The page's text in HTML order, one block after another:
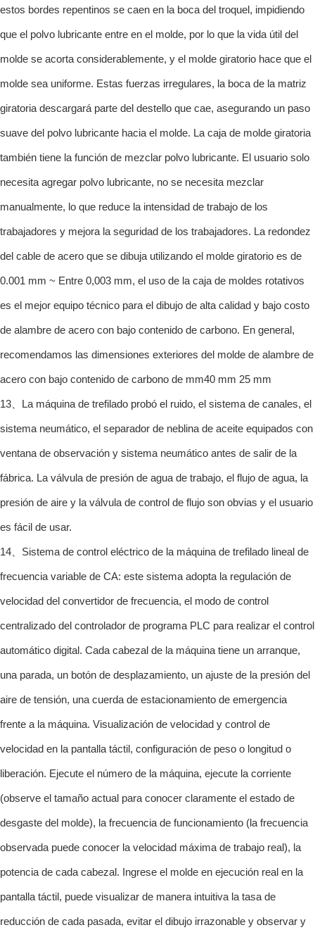
estos bordes repentinos se caen en la boca del troquel, impidiendo
que el polvo lubricante entre en el molde, por lo que la vida útil del
molde se acorta considerablemente, y el molde giratorio hace que el
molde sea uniforme. Estas fuerzas irregulares, la boca de la matriz
giratoria descargará parte del destello que cae, asegurando un paso
suave del polvo lubricante hacia el molde. La caja de molde giratoria
también tiene la función de mezclar polvo lubricante. El usuario solo
necesita agregar polvo lubricante, no se necesita mezclar
manualmente, lo que reduce la intensidad de trabajo de los
trabajadores y mejora la seguridad de los trabajadores. La redondez
del cable de acero que se dibuja utilizando el molde giratorio es de
0.001 mm ~ Entre 0,003 mm, el uso de la caja de moldes rotativos
es el mejor equipo técnico para el dibujo de alta calidad y bajo costo
de alambre de acero con bajo contenido de carbono. En general,
recomendamos las dimensiones exteriores del molde de alambre de
acero con bajo contenido de carbono de mm40 mm 25 mm
13、La máquina de trefilado probó el ruido, el sistema de canales, el
sistema neumático, el separador de neblina de aceite equipados con
ventana de observación y sistema neumático antes de salir de la
fábrica. La válvula de presión de agua de trabajo, el flujo de agua, la
presión de aire y la válvula de control de flujo son obvias y el usuario
es fácil de usar.
14、Sistema de control eléctrico de la máquina de trefilado lineal de
frecuencia variable de CA: este sistema adopta la regulación de
velocidad del convertidor de frecuencia, el modo de control
centralizado del controlador de programa PLC para realizar el control
automático digital. Cada cabezal de la máquina tiene un arranque,
una parada, un botón de desplazamiento, un ajuste de la presión del
aire de tensión, una cuerda de estacionamiento de emergencia
frente a la máquina. Visualización de velocidad y control de
velocidad en la pantalla táctil, configuración de peso o longitud o
liberación. Ejecute el número de la máquina, ejecute la corriente
(observe el tamaño actual para conocer claramente el estado de
desgaste del molde), la frecuencia de funcionamiento (la frecuencia
observada puede conocer la velocidad máxima de trabajo real), la
potencia de cada cabezal. Ingrese el molde en ejecución real en la
pantalla táctil, puede visualizar de manera intuitiva la tasa de
reducción de cada pasada, evitar el dibujo irrazonable y observar y